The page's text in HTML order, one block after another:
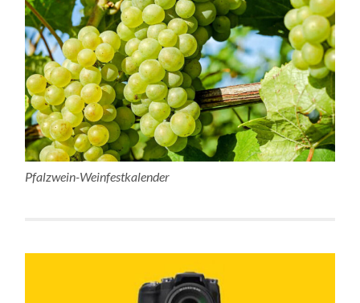
Pfalzwein-Weinfestkalender